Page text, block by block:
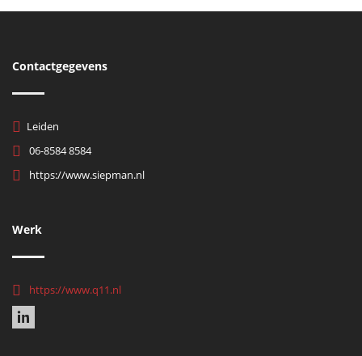
Contactgegevens
Leiden
06-8584 8584
https://www.siepman.nl
Werk
https://www.q11.nl